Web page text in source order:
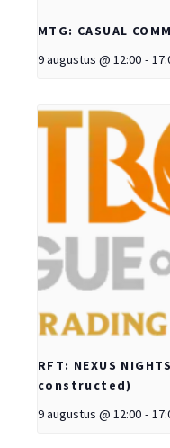
MTG: CASUAL
9 augustus @ 12:00 -
RFT: NEXUS
constructed)
9 augustus @ 12:00 -